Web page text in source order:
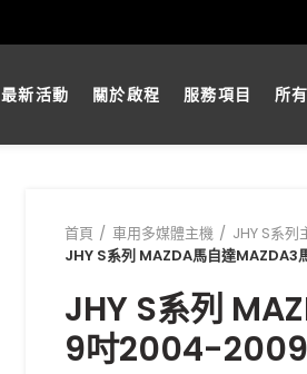
最新活動 關於啟程 服務項目 所
首頁 車用多媒體主機 JHY S系列
JHY S系列 MAZDA馬自達
JHY S系列
9吋2004-2009